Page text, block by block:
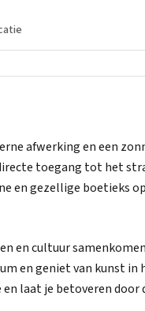
afwerking en een
toegang tot het
en gezellige boetieks
en cultuur
en geniet van kunst in
laat je betoveren door